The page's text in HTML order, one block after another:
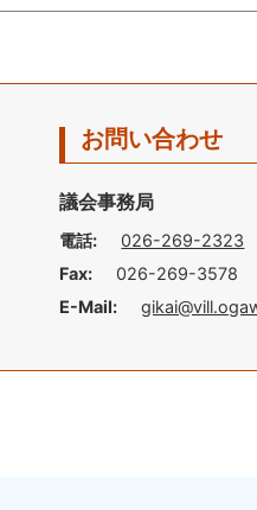
お問い合わせ
議会事務局
電話:
026-269-2323
Fax:
026-269-3578
E-Mail: